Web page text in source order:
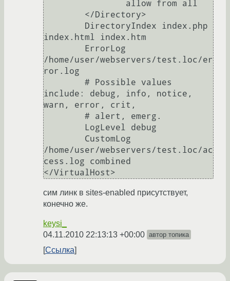
index.html index.htm
/home/user/webservers/test.loc/er
ror.log
include: debug, info, notice,
warn, error, crit,
/home/user/webservers/test.loc/ac
cess.log combined
сим линк в sites-enabled присутствует,
конечно же.
keysi_
04.11.2010 22:13:13 +00:00 автор топика
Ссылка